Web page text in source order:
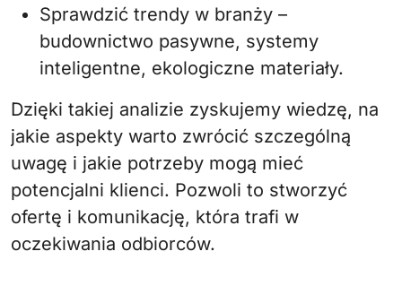
Sprawdzić trendy w branży –
budownictwo pasywne, systemy
inteligentne, ekologiczne materiały.
Dzięki takiej analizie zyskujemy wiedzę, na
jakie aspekty warto zwrócić szczególną
uwagę i jakie potrzeby mogą mieć
potencjalni klienci. Pozwoli to stworzyć
ofertę i komunikację, która trafi w
oczekiwania odbiorców.